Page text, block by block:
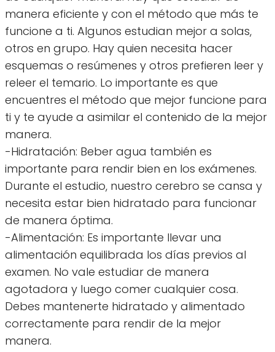
manera eficiente y con el método que más te
funcione a ti. Algunos estudian mejor a solas,
otros en grupo. Hay quien necesita hacer
esquemas o resúmenes y otros prefieren leer y
releer el temario. Lo importante es que
encuentres el método que mejor funcione para
ti y te ayude a asimilar el contenido de la mejor
manera.
-Hidratación: Beber agua también es
importante para rendir bien en los exámenes.
Durante el estudio, nuestro cerebro se cansa y
necesita estar bien hidratado para funcionar
de manera óptima.
-Alimentación: Es importante llevar una
alimentación equilibrada los días previos al
examen. No vale estudiar de manera
agotadora y luego comer cualquier cosa.
Debes mantenerte hidratado y alimentado
correctamente para rendir de la mejor
manera.